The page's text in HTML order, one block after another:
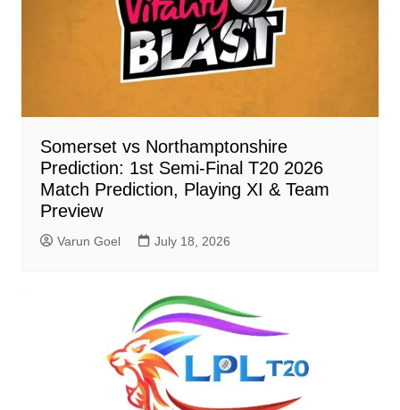
Somerset vs Northamptonshire
Prediction: 1st Semi-Final T20 2026
Match Prediction, Playing XI & Team
Preview
Varun Goel July 18, 2026